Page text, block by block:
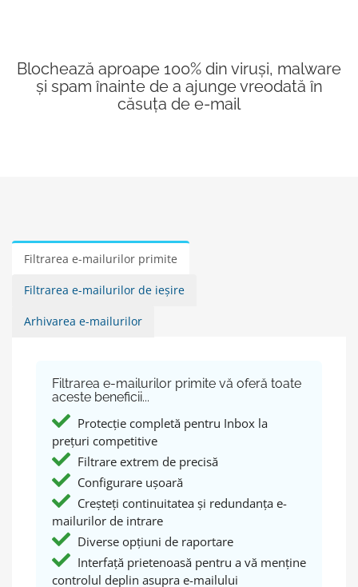
Blochează aproape 100% din viruși, malware
și spam înainte de a ajunge vreodată în
căsuța de e-mail
Filtrarea e-mailurilor primite
Filtrarea e-mailurilor de ieșire
Arhivarea e-mailurilor
Filtrarea e-mailurilor primite vă oferă toate
aceste beneficii...
Protecție completă pentru Inbox la
prețuri competitive
Filtrare extrem de precisă
Configurare ușoară
Creșteți continuitatea și redundanța e-
mailurilor de intrare
Diverse opțiuni de raportare
Interfață prietenoasă pentru a vă menține
controlul deplin asupra e-mailului